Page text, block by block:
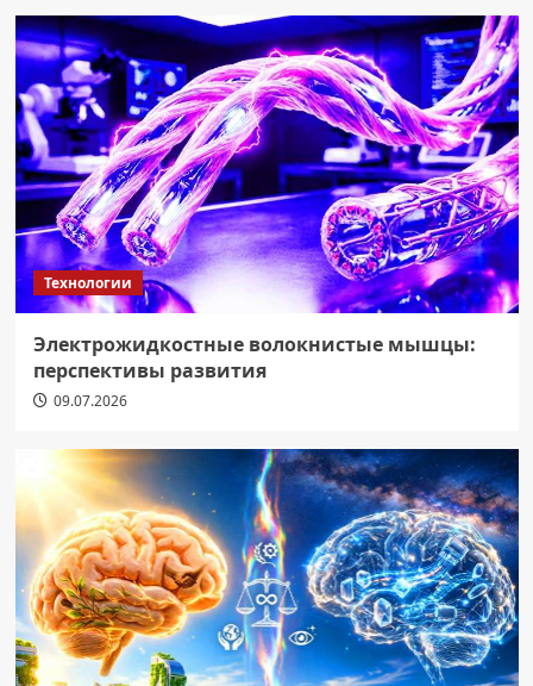
Технологии
Электрожидкостные волокнистые мышцы:
перспективы развития
09.07.2026